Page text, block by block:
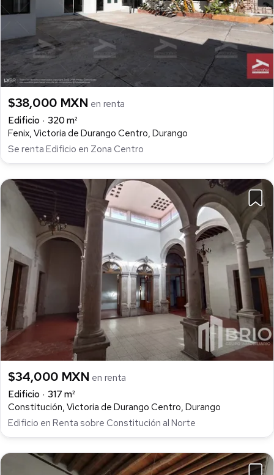
$38,000 MXN en renta
Edificio
320 m²
Fenix, Victoria de Durango Centro, Durango
Se renta Edificio en Zona Centro
$34,000 MXN en renta
Edificio
317 m²
Constitución, Victoria de Durango Centro, Durango
Edificio en Renta sobre Constitución al Norte